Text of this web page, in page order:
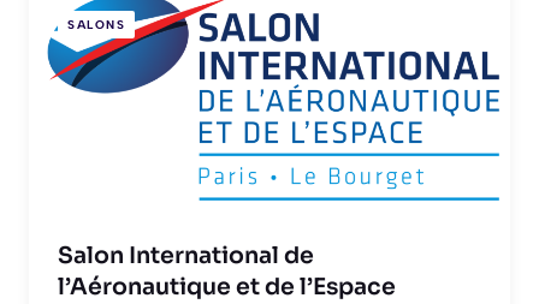
SALONS
Salon International de
l’Aéronautique et de l’Espace